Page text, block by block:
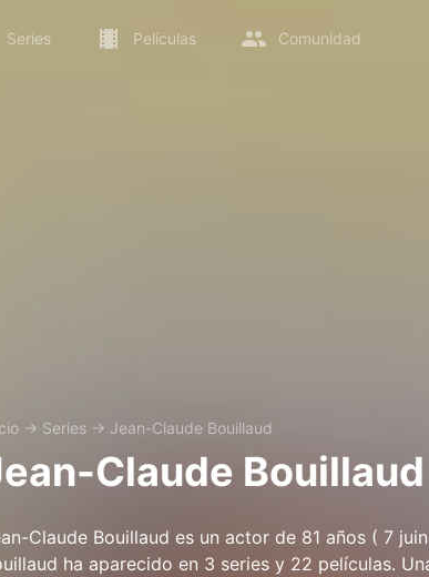
Series Películas Comunidad
→ Series → Jean-Claude Bouillaud
Claude Bouillaud
Claude Bouillaud es un actor de 81 años ( 7
ha aparecido en 3 series y 22 películas.